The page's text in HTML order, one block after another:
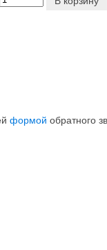
формой обратного